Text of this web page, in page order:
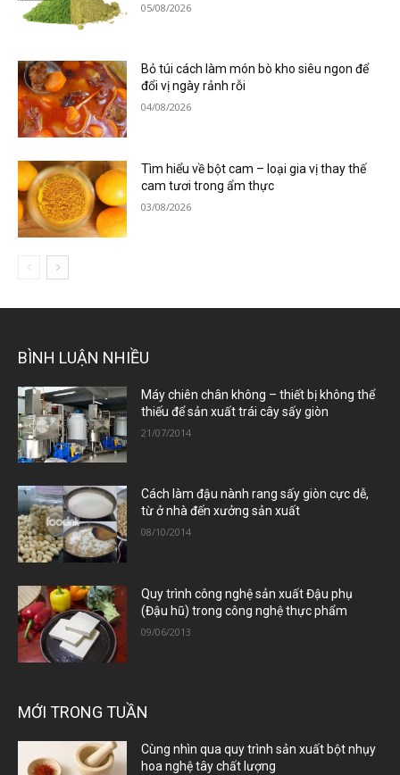
05/08/2026
Bỏ túi cách làm món bò kho siêu ngon để
đổi vị ngày rảnh rỗi
04/08/2026
Tìm hiểu về bột cam – loại gia vị thay thế
cam tươi trong ẩm thực
03/08/2026
BÌNH LUẬN NHIỀU
Máy chiên chân không – thiết bị không thể
thiếu để sản xuất trái cây sấy giòn
21/07/2014
Cách làm đậu nành rang sấy giòn cực dễ,
từ ở nhà đến xưởng sản xuất
08/10/2014
Quy trình công nghệ sản xuất Đậu phụ
(Đậu hũ) trong công nghệ thực phẩm
09/06/2013
MỚI TRONG TUẦN
Cùng nhìn qua quy trình sản xuất bột nhụy
hoa nghệ tây chất lượng